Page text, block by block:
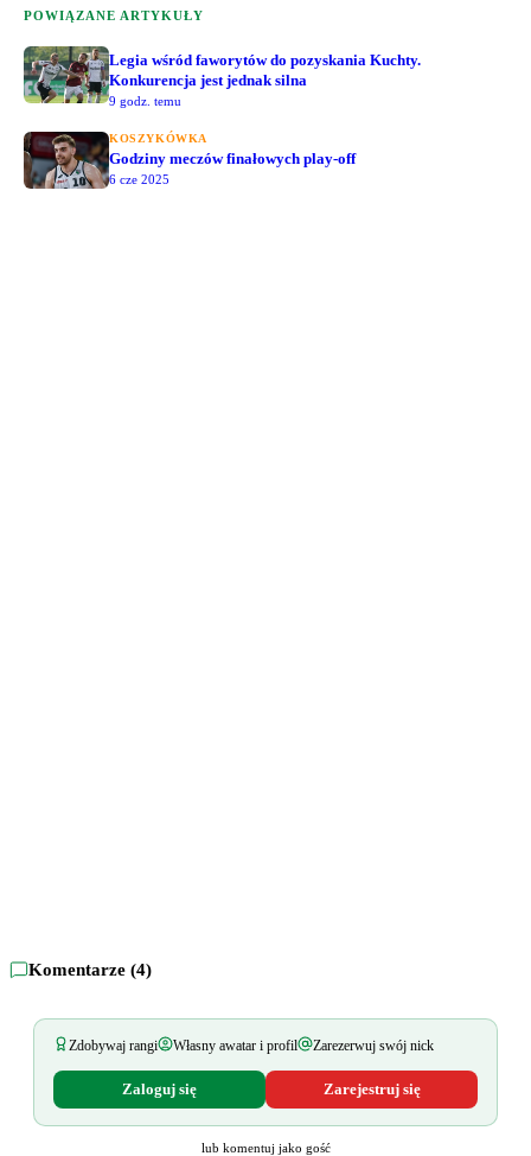
POWIĄZANE ARTYKUŁY
Legia wśród faworytów do pozyskania Kuchty.
Konkurencja jest jednak silna
9 godz. temu
KOSZYKÓWKA
Godziny meczów finałowych play-off
6 cze 2025
Komentarze (4)
Zdobywaj rangi Własny awatar i profil Zarezerwuj swój nick
Zaloguj się Zarejestruj się
lub komentuj jako gość